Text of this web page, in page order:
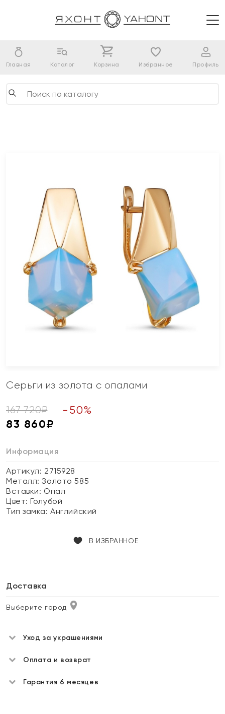
Главная Каталог Корзина Избранное Профиль
Серьги из золота с опалами
167 720₽ - 50%
83 860₽
Информация
Артикул: 2715928
Металл:Золото 585
Вставки: Опал
Цвет:Голубой
Тип замка:Английский
В ИЗБРАННОЕ
Доставка
Выберите город
Уход за украшениями
Оплата и возврат
Гарантия 6 месяцев